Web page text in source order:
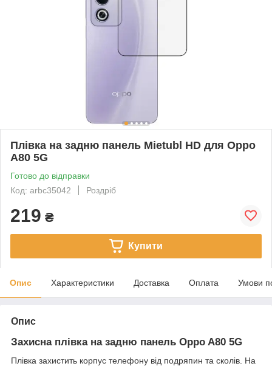
Плівка на задню панель Mietubl HD для Oppo
A80 5G
Готово до відправки
Код: arbc35042
Роздріб
219 ₴
Купити
Опис Характеристики Доставка Оплата Умови
Опис
Захисна плівка на задню панель Oppo A80 5G
Плівка захистить корпус телефону від подряпин та сколів. На